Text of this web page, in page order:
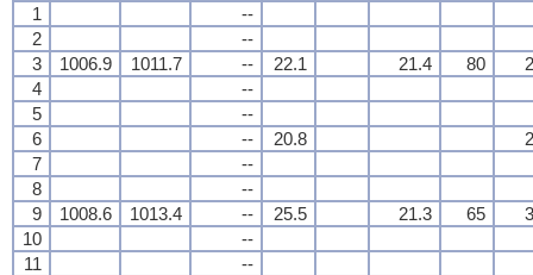
1
--
2
--
3
1006.9 1011.7 -- 22.1 21.4 80
4
--
5
--
6
-- 20.8
7
--
8
--
9
1008.6 1013.4 -- 25.5 21.3 65
10
--
11
--